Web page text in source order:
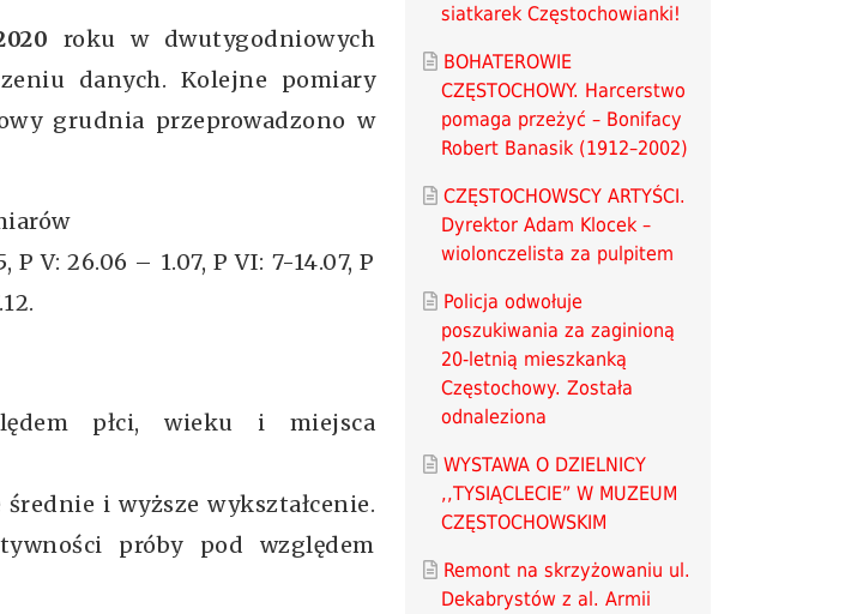
roku w dwutygodniowych
danych. Kolejne pomiary
grudnia przeprowadzono w
P V: 26.06 – 1.07, P VI: 7-14.07, P
płci, wieku i miejsca
i wyższe wykształcenie.
próby pod względem
siatkarek Częstochowianki!
BOHATEROWIE
CZĘSTOCHOWY. Harcerstwo
pomaga przeżyć – Bonifacy
Robert Banasik (1912–2002)
CZĘSTOCHOWSCY ARTYŚCI.
Dyrektor Adam Klocek –
wiolonczelista za pulpitem
Policja odwołuje
poszukiwania za zaginioną
20-letnią mieszkanką
Częstochowy. Została
odnaleziona
WYSTAWA O DZIELNICY
,,TYSIĄCLECIE” W MUZEUM
CZĘSTOCHOWSKIM
Remont na skrzyżowaniu ul.
Dekabrystów z al. Armii